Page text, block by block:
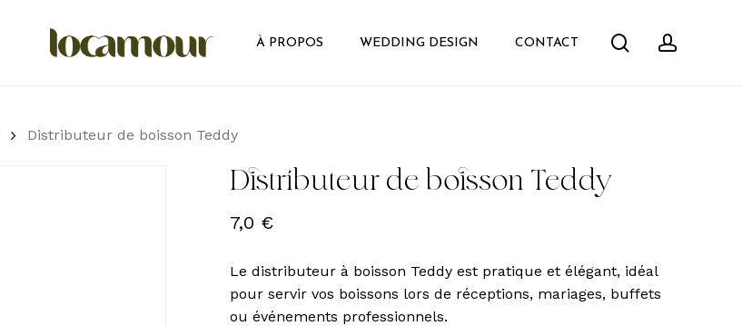
À PROPOS WEDDING DESIGN CONTACT search
Distributeur de boisson Teddy
Distributeur de boisson Teddy
7,0 €
Le distributeur à boisson Teddy est pratique et élégant, idéal
pour servir vos boissons lors de réceptions, mariages, buffets
ou événements professionnels.